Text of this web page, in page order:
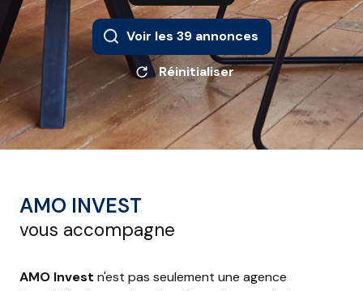
Voir les 39annonces
Réinitialiser
AMO INVEST
vous accompagne
AMO Invest n'est pas seulement une agence